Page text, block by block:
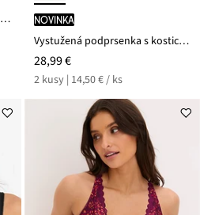
Vystužená podprsenka s kosticami novinka
Vystužená podprsenka s kosticami, s bio bavlnou (2 ks)
28,99 €
2 kusy | 14,50 € / ks